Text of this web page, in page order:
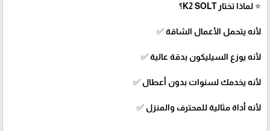
⭐ لماذا تختار K2 SOLT؟
لأنه يتحمل الأعمال الشاقة ✅
لأنه يوزع السيليكون بدقة عالية ✅
لأنه يخدمك لسنوات بدون أعطال ✅
لأنه أداة مثالية للمحترف والمنزل ✅